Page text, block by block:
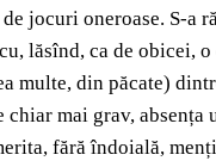
jocuri oneroase. S-
lăsînd, ca de obicei, o
multe, din păcate)
mai grav,
fără îndoială,